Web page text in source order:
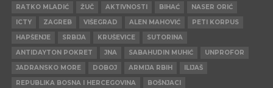
RATKO MLADIĆ
ŽUČ AKTIVNOSTI BIHAĆ
NASER ORIĆ
ICTY
ZAGREB VIŠEGRAD ALEN MAHOVIĆ
PETI KORPUS
HAPŠENJE
SRBIJA KRUŠEVICE
SUTORINA
ANTIDAYTON POKRET
JNA SABAHUDIN MUHIĆ
UNPROFOR
JADRANSKO MORE
DOBOJ ARMIJA RBIH
ILIJAŠ
REPUBLIKA BOSNA I HERCEGOVINA
BOŠNJACI